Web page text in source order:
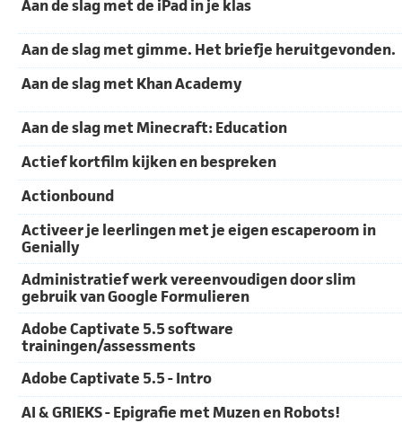
Aan de slag met de iPad in je klas
Aan de slag met gimme. Het briefje heruitgevonden.
Aan de slag met Khan Academy
Aan de slag met Minecraft: Education
Actief kortfilm kijken en bespreken
Actionbound
Activeer je leerlingen met je eigen escaperoom in
Genially
Administratief werk vereenvoudigen door slim
gebruik van Google Formulieren
Adobe Captivate 5.5 software
trainingen/assessments
Adobe Captivate 5.5 - Intro
AI & GRIEKS - Epigrafie met Muzen en Robots!